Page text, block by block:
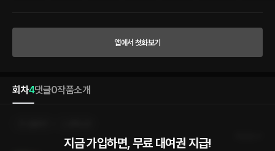
히 1년이면 끝날 위장 결혼이라 생각했는데 세준의 심장이 흔들리기 시작했다.
앱에서 첫화보기
회차4댓글0작품소개
지금 가입하면, 무료 대여권 지급!